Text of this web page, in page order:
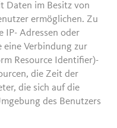
Daten im Besitz von
ermöglichen. Zu
IP- Adressen oder
eine Verbindung zur
Resource Identifier)-
die Zeit der
die sich auf die
des Benutzers